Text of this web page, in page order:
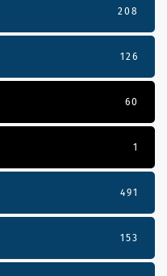
208
126
60
1
491
153